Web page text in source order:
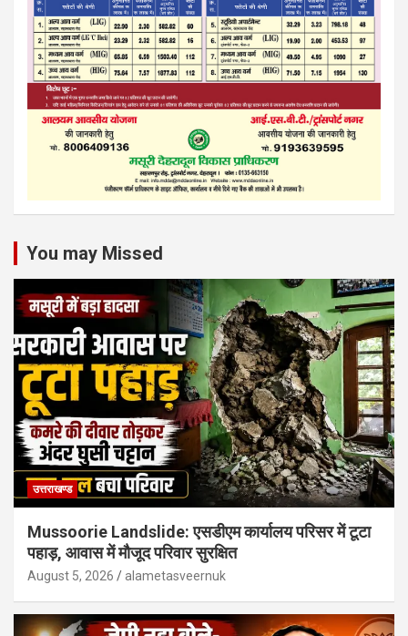
You may Missed
उत्तराखण्ड
Mussoorie Landslide: एसडीएम कार्यालय परिसर में टूटा
पहाड़, आवास में मौजूद परिवार सुरक्षित
August 5, 2026 alametasveernuk